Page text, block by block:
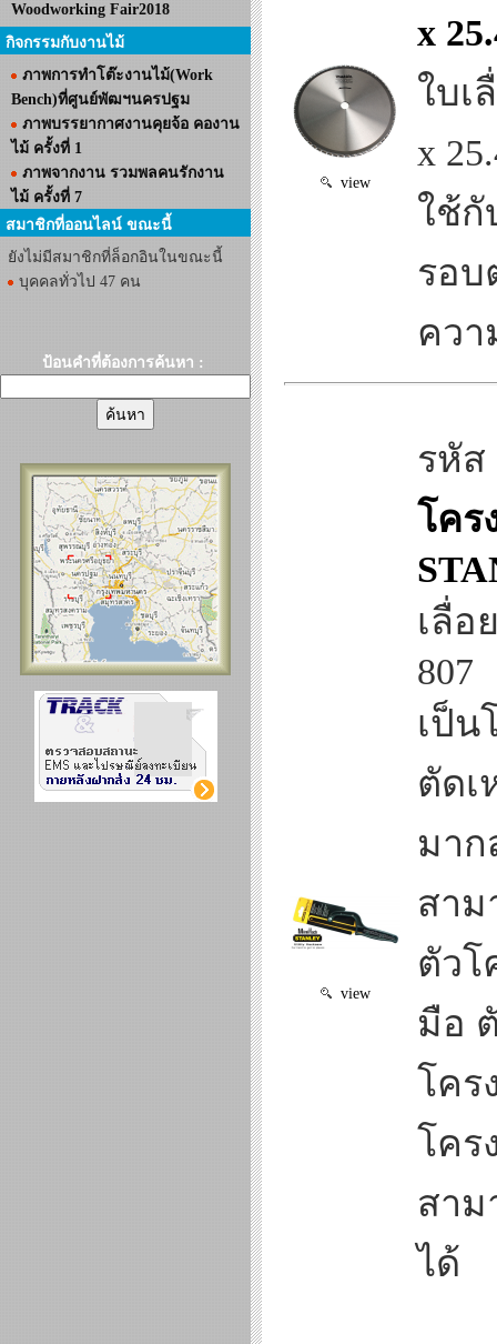
Woodworking Fair2018
กิจกรรมกับงานไม้
ภาพการทำโต๊ะงานไม้(Work
Bench)ที่ศูนย์พัฒฯนครปฐม
ภาพบรรยากาศงานคุยจ้อ คองาน
ไม้ ครั้งที่ 1
ภาพจากงาน รวมพลคนรักงาน
ไม้ ครั้งที่ 7
สมาชิกที่ออนไลน์ ขณะนี้
ยังไม่มีสมาชิกที่ล็อกอินในขณะนี้
บุคคลทั่วไป 47 คน
ป้อนคำที่ต้องการค้นหา :
view
x
ใบเ
x
ใช้กั
รอบ
ควา
view
รหัส
โคร
เลื่อ
807
เป็น
ตัดเ
มา
สาม
ตัวโ
มือ
โคร
โคร
สาม
ได้